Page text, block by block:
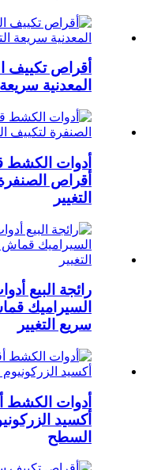
أقراص تكييف
المعدنية سريعة
أدوات الكشط
أقراص
التغيير
رائجة البيع
السيراميك
سريع التغيير
أدوات
أكسيد
السطح